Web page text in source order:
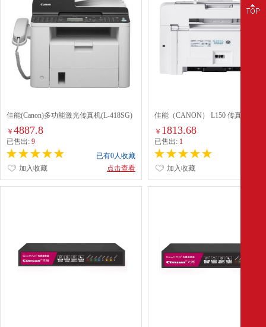
佳能(Canon)多功能激光传真机(L-418SG)
￥ 4887.8
已售出: 9
已有0人收藏
点击查看
加入收藏
佳能（CANON） L150 传真设备
￥ 1813.68
已售出: 1
加入收藏